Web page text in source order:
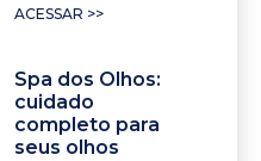
ACESSAR >>
Spa dos Olhos:
cuidado
completo para
seus olhos